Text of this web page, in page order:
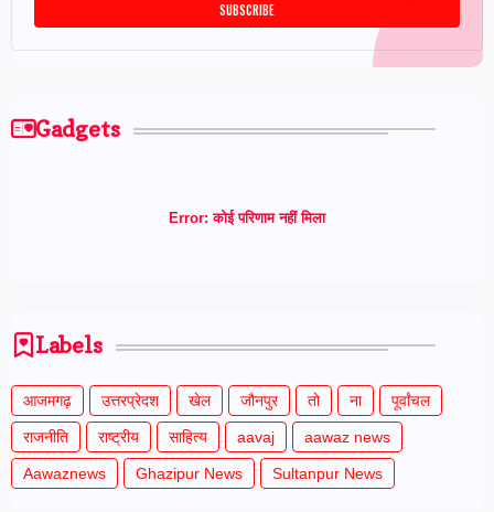
Gadgets
Error: कोई परिणाम नहीं मिला
Labels
आजमगढ़ उत्तरप्रेदश खेल जौनपुर तो ना पूर्वांचल
राजनीति राष्ट्रीय साहित्य aavaj aawaz news
Aawaznews Ghazipur News Sultanpur News